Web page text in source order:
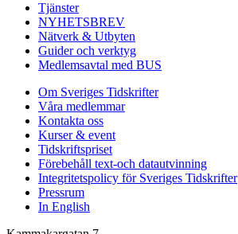
Tjänster
NYHETSBREV
Nätverk & Utbyten
Guider och verktyg
Medlemsavtal med BUS
Om Sveriges Tidskrifter
Våra medlemmar
Kontakta oss
Kurser & event
Tidskriftspriset
Förebehåll text-och datautvinning
Integritetspolicy för Sveriges Tidskrifter
Pressrum
In English